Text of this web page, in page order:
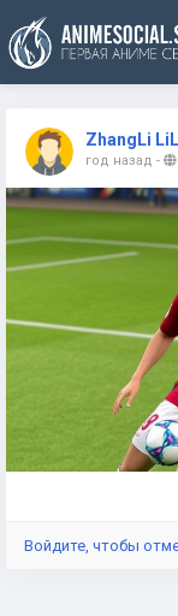
Funding
ZhangLi
год назад -
Войдите, чтобы